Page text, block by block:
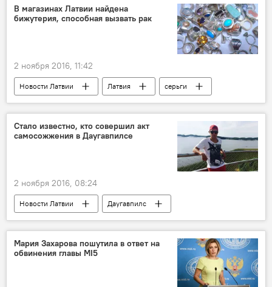
Большое кладбище
Сканстес
Нил Ушаков
Рижская дума
В магазинах Латвии найдена
бижутерия, способная вызвать рак
2 ноября 2016, 11:42
Новости Латвии Латвия
серьги
кольца
бижутерия
Стало известно, кто совершил акт
самосожжения в Даугавпилсе
2 ноября 2016, 08:24
Новости Латвии
Даугавпилс
Дмитрий Калинин
расследование
Мария Захарова пошутила в ответ на
обвинения главы MI5